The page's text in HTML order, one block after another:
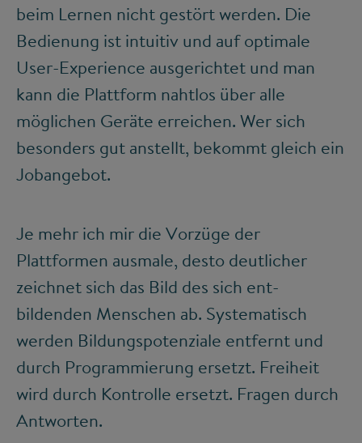
beim Lernen nicht gestört werden. Die
Bedienung ist intuitiv und auf optimale
User-Experience ausgerichtet und man
kann die Plattform nahtlos über alle
möglichen Geräte erreichen. Wer sich
besonders gut anstellt, bekommt gleich ein
Jobangebot.
Je mehr ich mir die Vorzüge der
Plattformen ausmale, desto deutlicher
zeichnet sich das Bild des sich ent-
bildenden Menschen ab. Systematisch
werden Bildungspotenziale entfernt und
durch Programmierung ersetzt. Freiheit
wird durch Kontrolle ersetzt. Fragen durch
Antworten.